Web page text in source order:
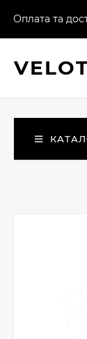
Оплата та
VELO